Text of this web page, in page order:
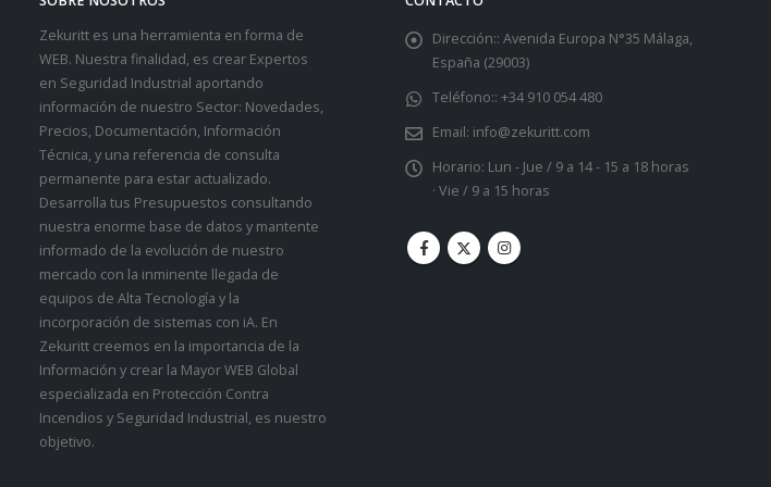
Zekuritt es una herramienta en forma de
WEB. Nuestra finalidad, es crear Expertos
en Seguridad Industrial aportando
información de nuestro Sector: Novedades,
Precios, Documentación, Información
Técnica, y una referencia de consulta
permanente para estar actualizado.
Desarrolla tus Presupuestos consultando
nuestra enorme base de datos y mantente
informado de la evolución de nuestro
mercado con la inminente llegada de
equipos de Alta Tecnología y la
incorporación de sistemas con iA. En
Zekuritt creemos en la importancia de la
Información y crear la Mayor WEB Global
especializada en Protección Contra
Incendios y Seguridad Industrial, es nuestro
objetivo.
Dirección:: Avenida Europa N°35 Málaga,
España (29003)
Teléfono:: +34 910 054 480
Email: info@zekuritt.com
Horario: Lun - Jue / 9 a 14 - 15 a 18 horas
· Vie / 9 a 15 horas